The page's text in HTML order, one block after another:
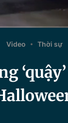
Video Thời sự